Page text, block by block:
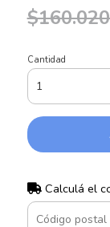
Cantidad
Calculá el